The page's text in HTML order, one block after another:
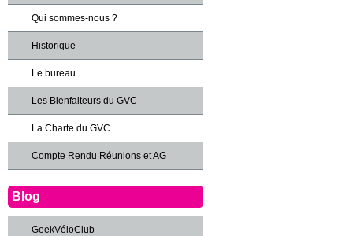
Qui sommes-nous ?
Historique
Le bureau
Les Bienfaiteurs du GVC
La Charte du GVC
Compte Rendu Réunions et AG
Blog
GeekVéloClub